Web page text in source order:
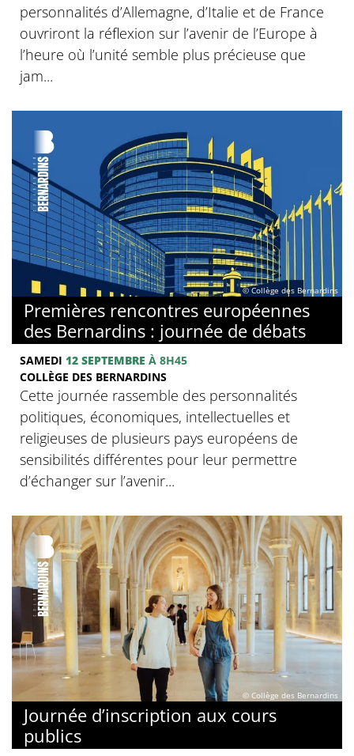
personnalités d’Allemagne, d’Italie et de France
ouvriront la réflexion sur l’avenir de l’Europe à
l’heure où l’unité semble plus précieuse que
jam...
© Collège des Bernardins
Premières rencontres européennes
des Bernardins : journée de débats
SAMEDI 12 SEPTEMBRE À 8H45
COLLÈGE DES BERNARDINS
Cette journée rassemble des personnalités
politiques, économiques, intellectuelles et
religieuses de plusieurs pays européens de
sensibilités différentes pour leur permettre
d’échanger sur l’avenir...
© Collège des Bernardins
Journée d’inscription aux cours
publics